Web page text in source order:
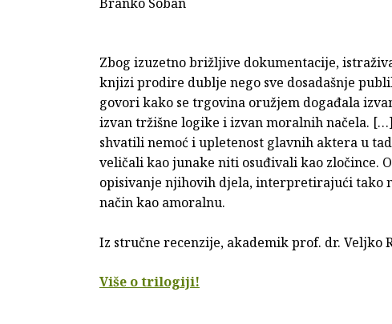
Zbog izuzetno brižljive dokumentacije,
knjizi prodire dublje nego sve dosadašnje
govori kako se trgovina oružjem događala
izvan tržišne logike i izvan moralnih načela.
shvatili nemoć i upletenost glavnih aktera u
veličali kao junake niti osuđivali kao zločince.
opisivanje njihovih djela, interpretirajući tako
način kao amoralnu.
Iz stručne recenzije, akademik prof. dr. Veljko
Više o trilogiji!